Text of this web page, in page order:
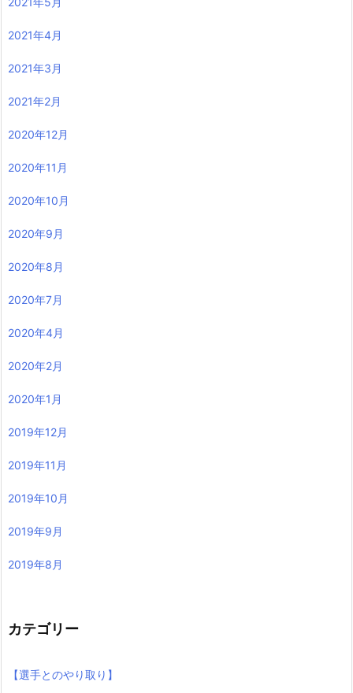
2021年4月
2021年3月
2021年2月
2020年12月
2020年11月
2020年10月
2020年9月
2020年8月
2020年7月
2020年4月
2020年2月
2020年1月
2019年12月
2019年11月
2019年10月
2019年9月
2019年8月
カテゴリー
【選手とのやり取り】